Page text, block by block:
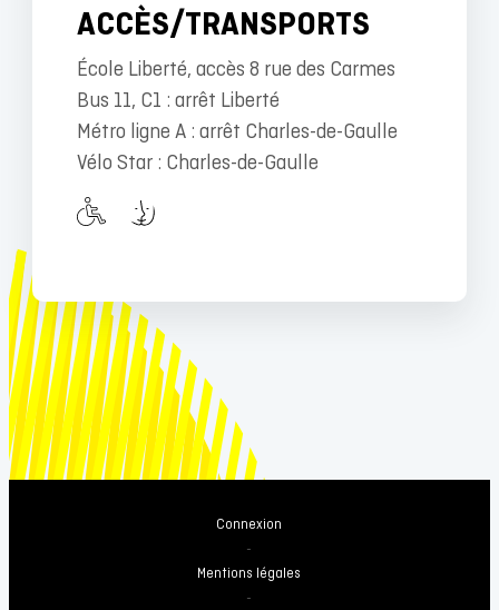
ACCÈS/TRANSPORTS
École Liberté, accès 8 rue des Carmes
Bus 11, C1 : arrêt Liberté
Métro ligne A : arrêt Charles-de-Gaulle
Vélo Star : Charles-de-Gaulle
Connexion
-
Mentions légales
-